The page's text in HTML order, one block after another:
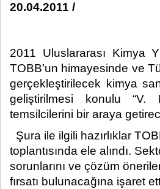
20.04.2011 /
2011 Uluslararası Kimya
TOBB’un himayesinde ve
gerçekleştirilecek kimya
geliştirilmesi konulu “V.
temsilcilerini bir araya
Şura ile ilgili hazırlıklar
toplantısında ele alındı.
sorunlarını ve çözüm
fırsatı bulunacağına işaret